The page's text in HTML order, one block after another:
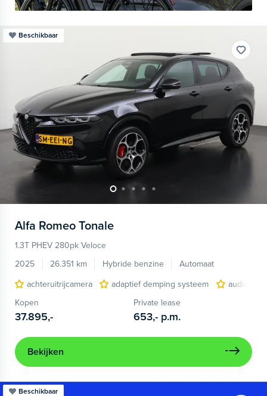
Beschikbaar
Alfa Romeo Tonale
1.3T PHEV 280pk Veloce
2025
26.351 km Hybride benzine
Automaat
achteruitrijcamera
adaptief demping systeem
audio
Kopen
37.895,-
Private lease
653,- p.m.
Bekijken
Beschikbaar